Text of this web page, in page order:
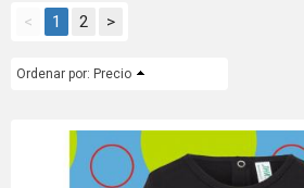
< 1 2 >
Ordenar por: Precio